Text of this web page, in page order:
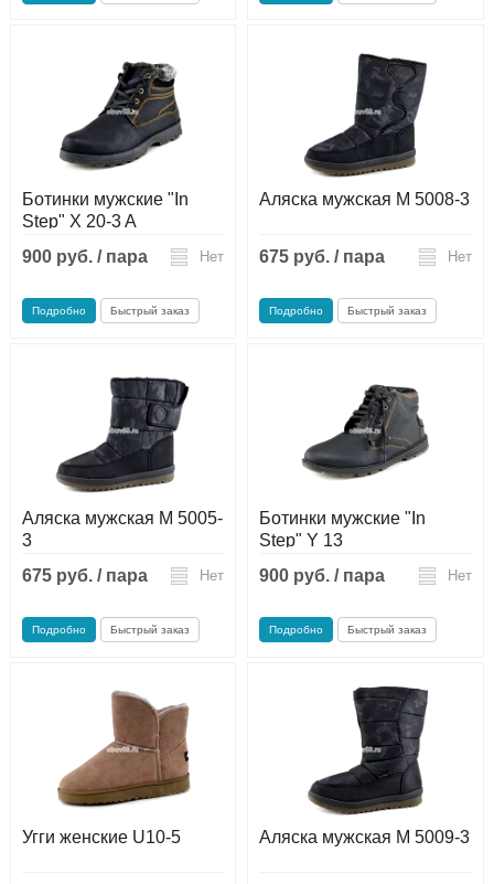
Ботинки мужские "In
Step" X 20-3 A
900 руб. / пара
Нет
Подробно Быстрый заказ
Аляска мужская М 5008-3
675 руб. / пара Нет
Подробно Быстрый заказ
Аляска мужская М 5005-
3
675 руб. / пара
Нет
Подробно Быстрый заказ
Ботинки мужские "In
Step" Y 13
900 руб. / пара
Нет
Подробно Быстрый заказ
Угги женские U10-5 Аляска мужская М 5009-3